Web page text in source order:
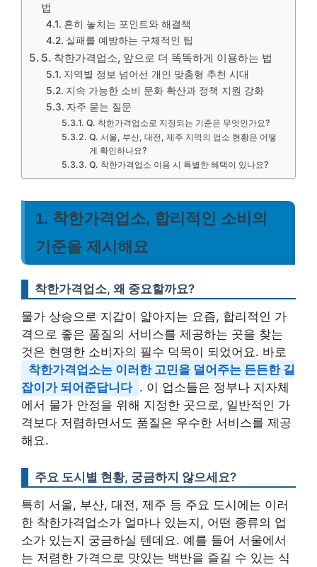
법
흔히 놓치는 포인트와 해결책
실패를 예방하는 구체적인 팁
5. 착한가격업소, 앞으로 더 똑똑하게 이용하는 법
지역별 정보 넘어선 개인 맞춤형 추천 시대
지속 가능한 소비 문화 확산과 정책 지원 강화
자주 묻는 질문
Q. 착한가격업소로 지정되는 기준은 무엇인가요?
Q. 서울, 부산, 대전, 제주 지역의 업소 현황은 어떻
게 확인하나요?
Q. 착한가격업소 이용 시 특별한 혜택이 있나요?
1. 착한가격업소, 합리적인 소비의
기준을 제시해요
착한가격업소, 왜 중요할까요?
물가 상승으로 지갑이 얇아지는 요즘, 합리적인 가
격으로 좋은 품질의 서비스를 제공하는 곳을 찾는
것은 현명한 소비자의 필수 덕목이 되었어요. 바로
착한가격업소는 이러한 고민을 덜어주는 든든한 길
잡이가 되어준답니다 . 이 업소들은 정부나 지자체
에서 물가 안정을 위해 지정한 곳으로, 일반적인 가
격보다 저렴하면서도 품질은 우수한 서비스를 제공
해요.
주요 도시별 현황, 궁금하지 않으세요?
특히 서울, 부산, 대전, 제주 등 주요 도시에는 이러
한 착한가격업소가 얼마나 있는지, 어떤 종류의 업
소가 있는지 궁금하실 텐데요. 예를 들어 서울에서
는 저렴한 가격으로 맛있는 백반을 즐길 수 있는 식